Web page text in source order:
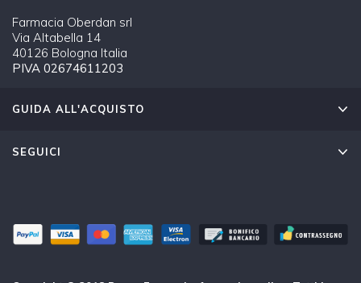
Farmacia Oberdan srl
Via Altabella 14
40126 Bologna Italia
PIVA 02674611203
GUIDA ALL'ACQUISTO
SEGUICI